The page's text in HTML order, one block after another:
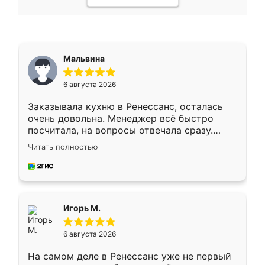
Мальвина
6 августа 2026
Заказывала кухню в Ренессанс, осталась
очень довольна. Менеджер всё быстро
посчитала, на вопросы отвечала сразу.
Замерщик приехал в субботу, подошёл к
делу со всей ответственностью. Собрали
за день, ребята работали аккуратно, даже
Читать полностью
Игорь М.
6 августа 2026
На самом деле в Ренессанс уже не первый